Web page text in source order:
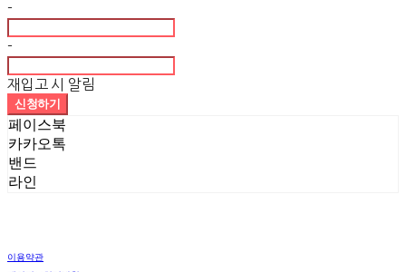
-
-
재입고 시 알림
신청하기
페이스북
카카오톡
밴드
라인
이용약관